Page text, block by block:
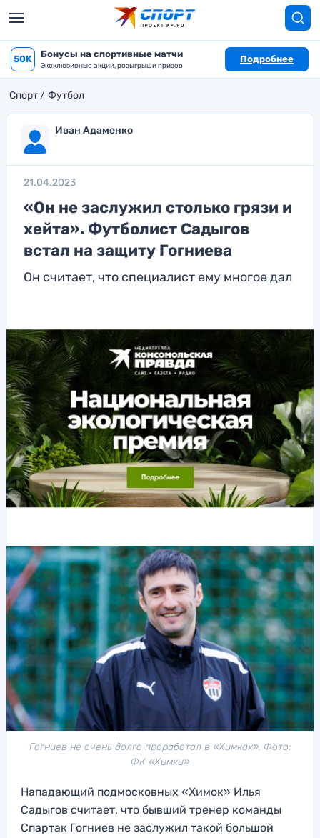
50K Бонусы на спортивные матчи
Эксклюзивные акции, розыгрыши призов
Подробнее
Спорт Футбол
Иван Адаменко
21.04.2023
«Он не заслужил столько грязи и
хейта». Футболист Садыгов
встал на защиту Гогниева
Он считает, что специалист ему многое дал
Гогниев не очень долго проработал в «Химках». Фото:
ФК «Химки»
Нападающий подмосковных «Химок» Илья
Садыгов считает, что бывший тренер команды
Спартак Гогниев не заслужил такой большой